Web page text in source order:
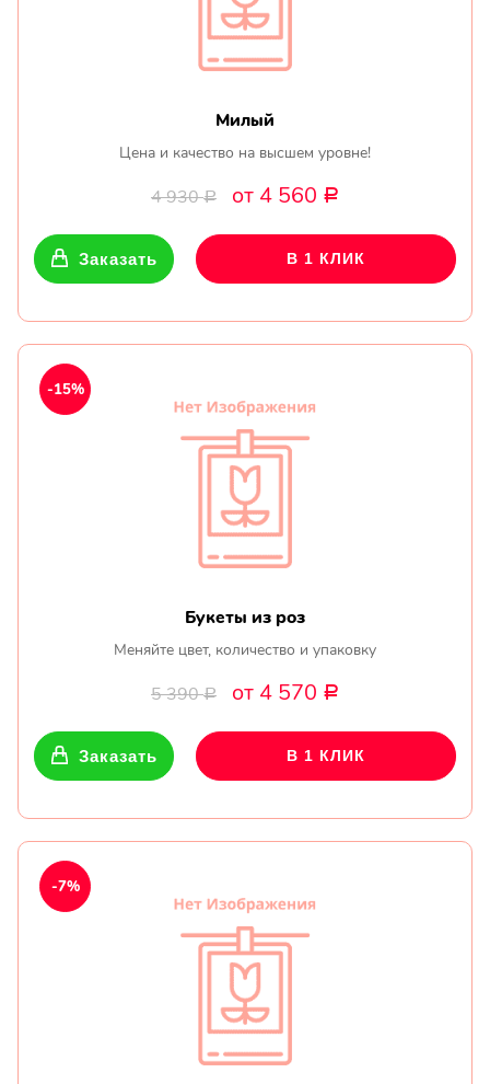
Милый
Цена и качество на высшем уровне!
4 930Р от 4 560 Р
Заказать В 1 КЛИК
Букеты из роз
Меняйте цвет, количество и упаковку
5 390Р от 4 570 Р
-15%
Заказать В 1 КЛИК
-7%